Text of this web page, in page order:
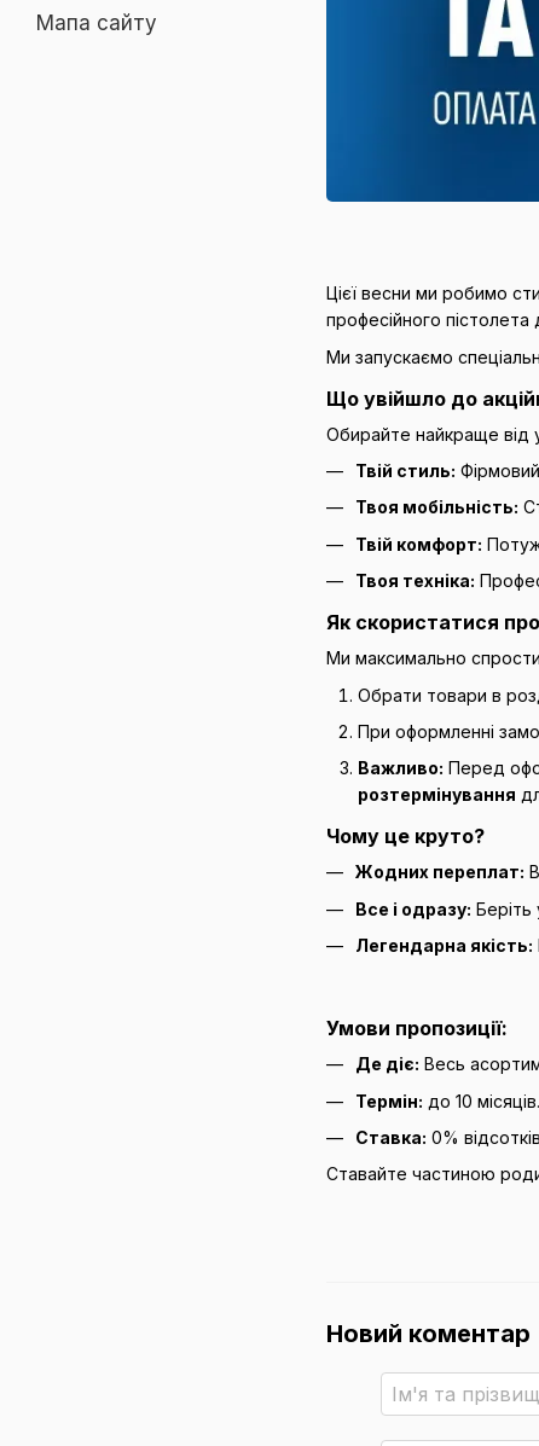
Цієї весни ми робимо
професійного
Ми запускаємо
Що увійшло до
Обирайте найкраще від
Твій стиль:
Твоя мобільність:
Твій комфорт:
Твоя техніка:
Як скористатися
Ми максимально
Обрати товари в
При оформленні
Важливо: Перед
розтермінування
Чому це круто?
Жодних переплат:
Все і одразу:
Легендарна якість:
Умови пропозиції:
Де діє: Весь
Термін: до 10 місяців.
Ставка: 0%
Ставайте частиною
Новий коментар
Мапа сайту